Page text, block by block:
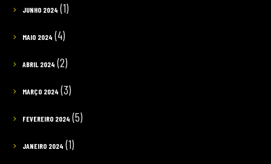
JUNHO 2024 (1)
MAIO 2024 (4)
ABRIL 2024 (2)
MARÇO 2024 (3)
FEVEREIRO 2024 (5)
JANEIRO 2024 (1)